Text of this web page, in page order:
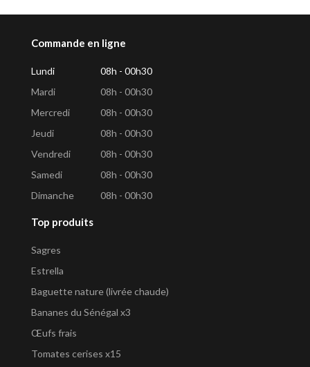
Commande en ligne
Lundi
08h - 00h30
Mardi
08h - 00h30
Mercredi
08h - 00h30
Jeudi
08h - 00h30
Vendredi
08h - 00h30
Samedi
08h - 00h30
Dimanche
08h - 00h30
Top produits
Sagres
Estrella
Baguette nature (livrée chaude)
Bananes du Sénégal x3
Œufs frais
Tomates cerises x15